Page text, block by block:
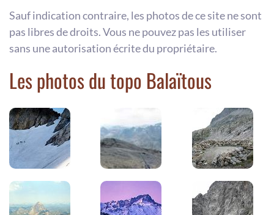
Sauf indication contraire, les photos de ce site ne sont
pas libres de droits. Vous ne pouvez pas les utiliser
sans une autorisation écrite du propriétaire.
Les photos du topo Balaïtous